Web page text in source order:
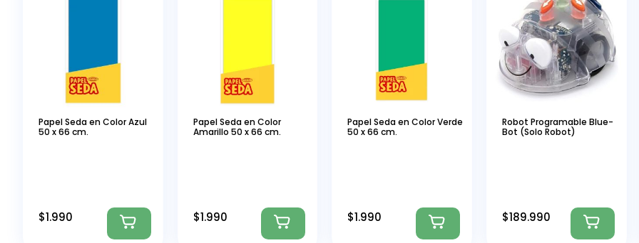
Papel Seda en Color Azul
50 x 66 cm.
$1.990
Papel Seda en Color
Amarillo 50 x 66 cm.
$1.990
Papel Seda en Color Verde
50 x 66 cm.
$1.990
Robot Programable Blue-
Bot (Solo Robot)
$189.990